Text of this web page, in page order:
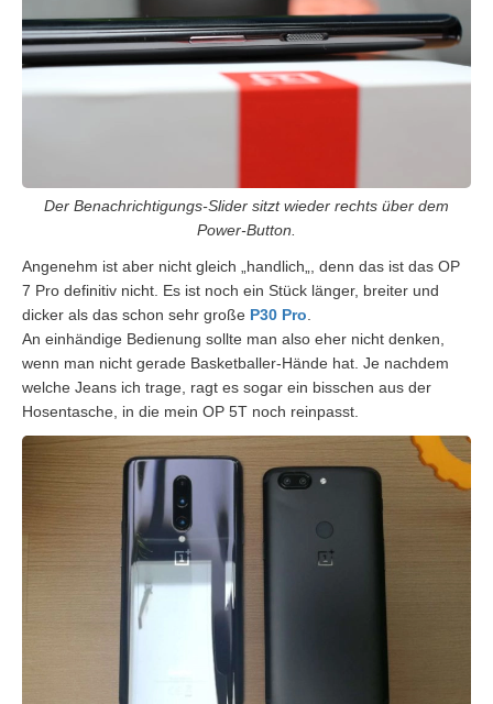
Der Benachrichtigungs-Slider sitzt wieder rechts über dem
Power-Button.
Angenehm ist aber nicht gleich handlich
, denn das ist das OP
7 Pro definitiv nicht. Es ist noch ein Stück länger, breiter und
dicker als das schon sehr große P30 Pro
An einhändige Bedienung sollte man also eher nicht denken,
wenn man nicht gerade Basketballer-Hände hat. Je nachdem
welche Jeans ich trage, ragt es sogar ein bisschen aus der
Hosentasche, in die mein OP 5T noch reinpasst.